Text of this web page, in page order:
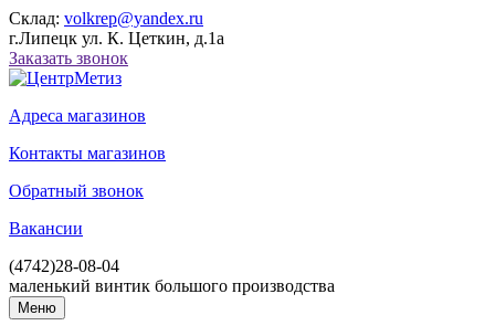
Склад: volkrep@yandex.ru
г.Липецк ул. К. Цеткин, д.1а
Заказать звонок
Адреса магазинов
Контакты магазинов
Обратный звонок
Вакансии
(4742)28-08-04
маленький винтик большого производства
Меню